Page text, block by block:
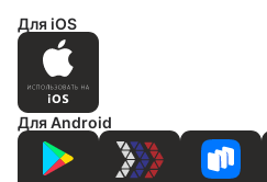
Для iOS
Для Android